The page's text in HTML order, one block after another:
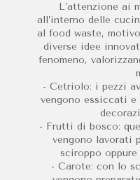
L’attenzione ai
all’interno delle
al food waste,
diverse idee
fenomeno,
- Cetriolo: i pezzi
vengono essiccati
- Frutti di bosco:
vengono lavorati
sciroppo
- Carote: con lo